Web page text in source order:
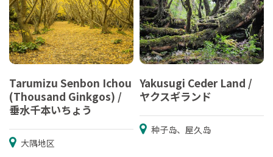
Tarumizu Senbon Ichou
(Thousand Ginkgos) /
垂水千本いちょう
大隅地区
Yakusugi Ceder Land /
ヤクスギランド
种子岛、屋久岛